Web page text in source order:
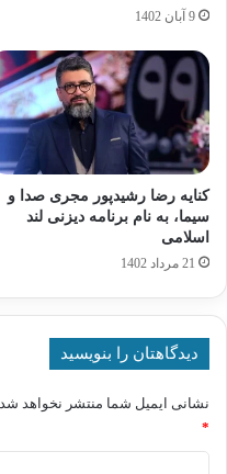
9 آبان 1402
کنایه رضا رشیدپور مجری صدا و
سیما، به نام برنامه دیزنی لند
اسلامی
21 مرداد 1402
دیدگاهتان را بنویسید
نشانی ایمیل شما منتشر نخواهد شد.
*